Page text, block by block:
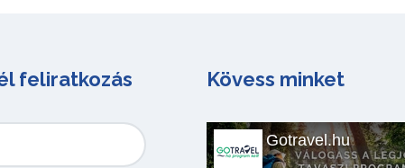
feliratkozás Kövess minket
Gotravel.hu